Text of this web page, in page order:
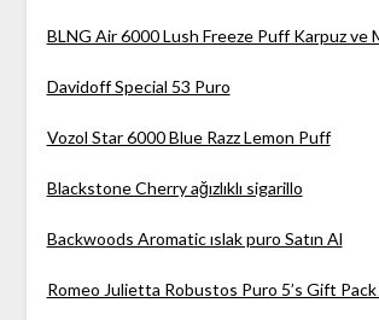
BLNG Air 6000 Lush Freeze Puff Karpuz ve
Davidoff Special 53 Puro
Vozol Star 6000 Blue Razz Lemon Puff
Blackstone Cherry ağızlıklı sigarillo
Backwoods Aromatic ıslak puro Satın Al
Romeo Julietta Robustos Puro 5’s Gift Pack